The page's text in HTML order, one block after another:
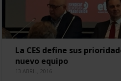
La CES define sus
nuevo equipo
13 ABRIL, 2016